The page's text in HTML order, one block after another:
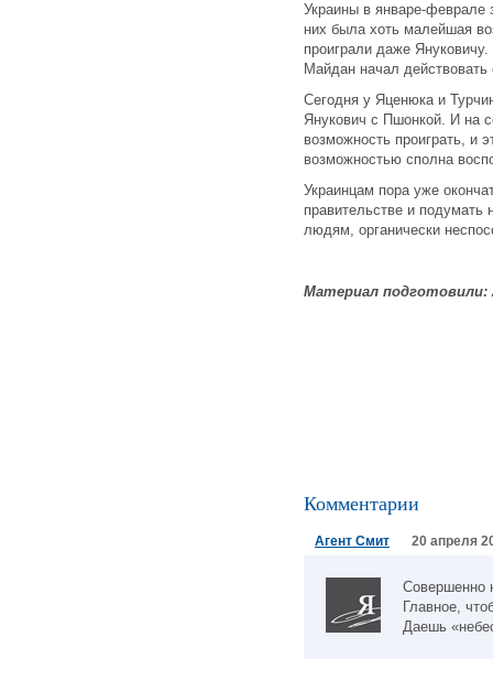
Украины в январе-феврале
них была хоть малейшая
проиграли даже
Майдан начал
Сегодня у Яценюка и
Янукович с Пшонкой. И на
возможность проиграть, и
возможностью сполна
Украинцам пора уже
правительстве и подумать
людям, органически
Материал подготовили:
Комментарии
Агент Смит 20 апреля
Совершенно
Главное,
Даешь